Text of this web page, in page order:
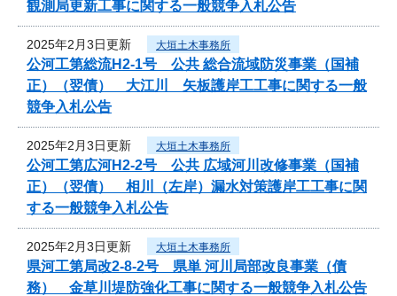
観測局更新工事に関する一般競争入札公告
2025年2月3日更新 大垣土木事務所
公河工第総流H2-1号 公共 総合流域防災事業（国補
正）（翌債） 大江川 矢板護岸工工事に関する一般
競争入札公告
2025年2月3日更新 大垣土木事務所
公河工第広河H2-2号 公共 広域河川改修事業（国補
正）（翌債） 相川（左岸）漏水対策護岸工工事に関
する一般競争入札公告
2025年2月3日更新 大垣土木事務所
県河工第局改2-8-2号 県単 河川局部改良事業（債
務） 金草川堤防強化工事に関する一般競争入札公告